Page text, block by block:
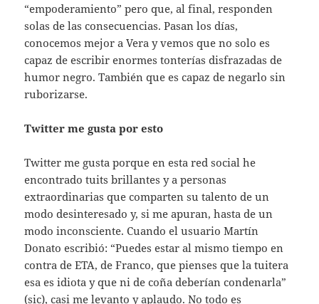
“empoderamiento” pero que, al final, responden
solas de las consecuencias. Pasan los días,
conocemos mejor a Vera y vemos que no solo es
capaz de escribir enormes tonterías disfrazadas de
humor negro. También que es capaz de negarlo sin
ruborizarse.
Twitter me gusta por esto
Twitter me gusta porque en esta red social he
encontrado tuits brillantes y a personas
extraordinarias que comparten su talento de un
modo desinteresado y, si me apuran, hasta de un
modo inconsciente. Cuando el usuario Martín
Donato escribió: “Puedes estar al mismo tiempo en
contra de ETA, de Franco, que pienses que la tuitera
esa es idiota y que ni de coña deberían condenarla”
(sic), casi me levanto y aplaudo. No todo es